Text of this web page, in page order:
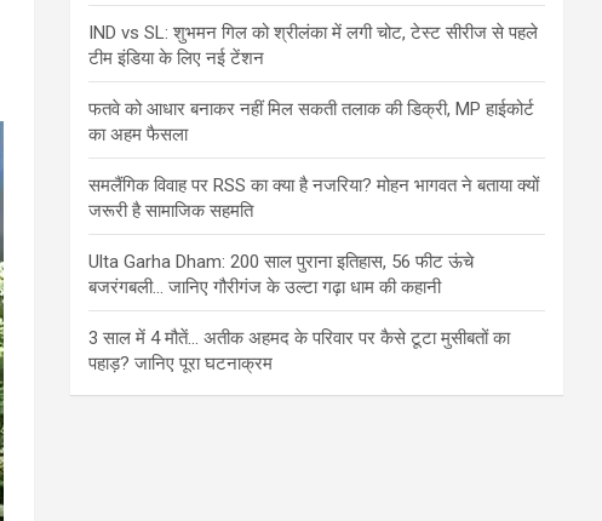
IND vs SL: शुभमन गिल को श्रीलंका में लगी चोट, टेस्ट सीरीज से पहले
टीम इंडिया के लिए नई टेंशन
फतवे को आधार बनाकर नहीं मिल सकती तलाक की डिक्री, MP हाईकोर्ट
का अहम फैसला
समलैंगिक विवाह पर RSS का क्या है नजरिया? मोहन भागवत ने बताया क्यों
जरूरी है सामाजिक सहमति
Ulta Garha Dham: 200 साल पुराना इतिहास, 56 फीट ऊंचे
बजरंगबली… जानिए गौरीगंज के उल्टा गढ़ा धाम की कहानी
3 साल में 4 मौतें… अतीक अहमद के परिवार पर कैसे टूटा मुसीबतों का
पहाड़? जानिए पूरा घटनाक्रम